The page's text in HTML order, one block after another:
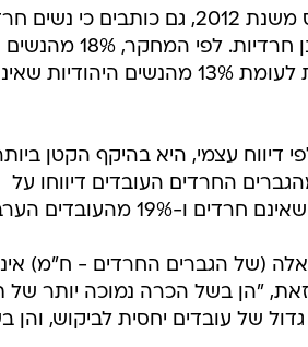
של עובדים יחסית לביקוש, והן
לחלוטין כאשר מדובר
קיבוציים. שונים הדברים כאשר